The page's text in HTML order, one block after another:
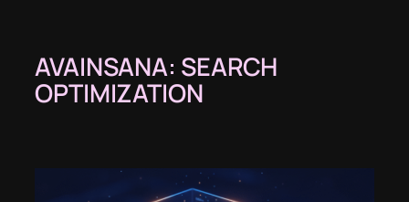
AVAINSANA: SEARCH
OPTIMIZATION